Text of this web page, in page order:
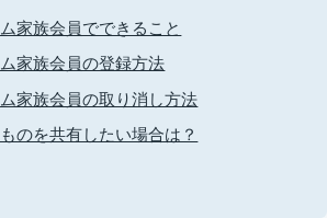
家族会員でできること
家族会員の登録方法
家族会員の取り消し方法
のを共有したい場合は？